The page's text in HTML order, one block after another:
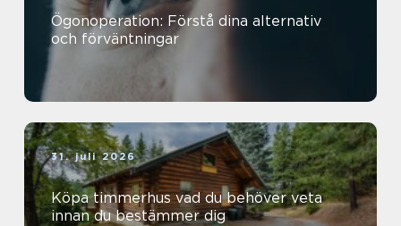
Ögonoperation: Förstå dina alternativ
och förväntningar
31. juli 2026
Köpa timmerhus vad du behöver veta
innan du bestämmer dig